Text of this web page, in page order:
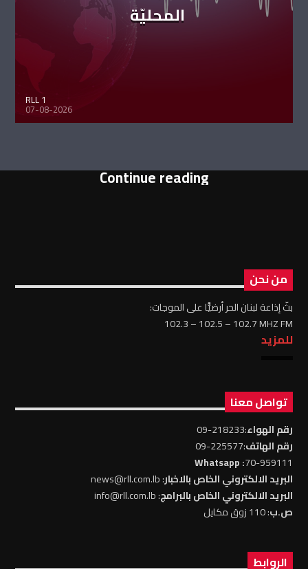
المحليّة
RLL 1
07-08-2026
Continue reading
من نحن
بثّ إذاعة لبنان الحر أرضيًّا على الموجات:
102.3 – 102.5 – 102.7 MHZ FM
للمزيد
تواصل معنا
رقم الهواء:218233-09
رقم الهاتف:225577-09
70-959111
: Whatsapp
البريد الالكتروني الخاص بالاخبار: news@rll.com.lb
البريد الالكتروني الخاص بالبرامج: info@rll.com.lb
ص.ب: 110 زوق مكايل
الروابط